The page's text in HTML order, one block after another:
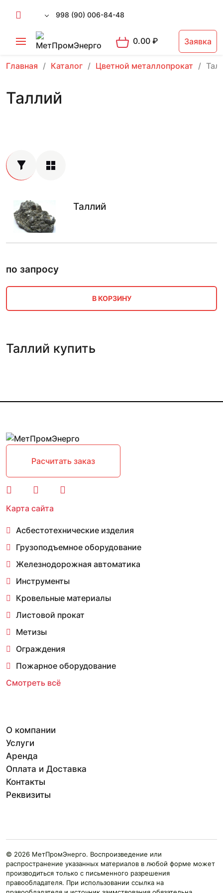
998 (90) 006-84-48
0.00₽ Заявка
Главная Каталог Цветной металлопрокат
Таллий
Таллий
по запросу
В КОРЗИНУ
Таллий купить
Расчитать заказ
Карта сайта
Асбестотехнические изделия
Грузоподъемное оборудование
Железнодорожная автоматика
Инструменты
Кровельные материалы
Листовой прокат
Метизы
Ограждения
Пожарное оборудование
Смотреть всё
О компании
Услуги
Аренда
Оплата и Доставка
Контакты
Реквизиты
© 2026 МетПромЭнерго. Воспроизведение или
распространение указанных материалов в любой форме может
производиться только с письменного разрешения
правообладателя. При использовании ссылка на